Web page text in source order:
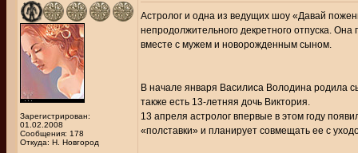
Зарегистрирован:
01.02.2008
Сообщения: 178
Откуда: Н. Новгород
Астролог и одна из ведущих шоу «Давай
непродолжительного декретного отпуска.
вместе с мужем и новорожденным сыном.
В начале января Василиса Володина родила
также есть 13-летняя дочь Виктория.
13 апреля астролог впервые в этом году
«полставки» и планирует совмещать ее с